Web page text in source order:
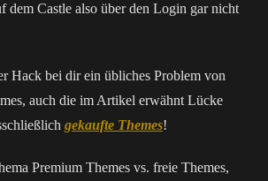
dem Castle also über den Login gar nicht
Hack bei dir ein übliches Problem von
auch die im Artikel erwähnt Lücke
gekaufte Themes!
Premium Themes vs. freie Themes,